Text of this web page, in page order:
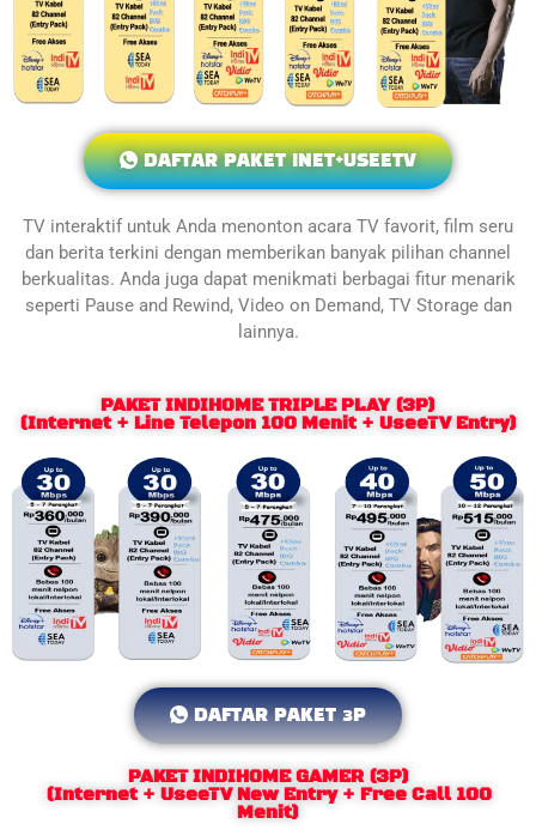
DAFTAR PAKET INET+USEETV
TV interaktif untuk Anda menonton acara TV favorit, film seru
dan berita terkini dengan memberikan banyak pilihan channel
berkualitas. Anda juga dapat menikmati berbagai fitur menarik
seperti Pause and Rewind, Video on Demand, TV Storage dan
lainnya.
PAKET INDIHOME TRIPLE PLAY (3P)
(Internet + Line Telepon 100 Menit + UseeTV Entry)
DAFTAR PAKET 3P
PAKET INDIHOME GAMER (3P)
(Internet + UseeTV New Entry + Free Call 100
Menit)